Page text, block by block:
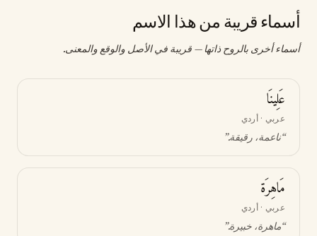
أسماء قريبة من هذا الاسم
أسماء أخرى بالروح ذاتها — قريبة في الأصل والوقع والمعنى.
عَلِينَا
عربي · أردي
“ناعمة، رقيقة.”
مَاهِرَة
عربي · أردي
“ماهرة، خبيرة.”